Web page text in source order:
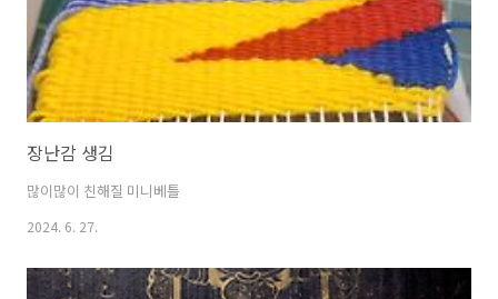
장난감 생김
많이많이 친해질 미니베틀
2024. 6. 27.